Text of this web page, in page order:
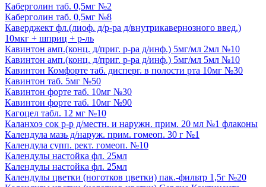
Каберголин таб. 0,5мг №2
Каберголин таб. 0,5мг №8
Каверджект фл.(лиоф. д/р-ра д/внутрикавернозного введ.)
10мкг + шприц + р-ль
Кавинтон амп.(конц. д/приг. р-ра д/инф.) 5мг/мл 2мл №10
Кавинтон амп.(конц. д/приг. р-ра д/инф.) 5мг/мл 5мл №10
Кавинтон Комфорте таб. дисперг. в полости рта 10мг №30
Кавинтон таб. 5мг №50
Кавинтон форте таб. 10мг №30
Кавинтон форте таб. 10мг №90
Кагоцел табл. 12 мг №10
Каланхоэ сок р-р д/местн. и наружн. прим. 20 мл №1 флаконы
Календула мазь д/наруж. прим. гомеоп. 30 г №1
Календула супп. рект. гомеоп. №10
Календулы настойка фл. 25мл
Календулы настойка фл. 25мл
Календулы цветки (ноготков цветки) пак.-фильтр 1,5г №20